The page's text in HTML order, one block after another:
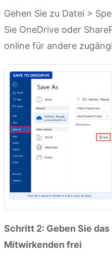
Gehen Sie zu Datei >
Sie OneDrive oder
online für andere
Schritt 2: Geben Sie
Mitwirkenden frei